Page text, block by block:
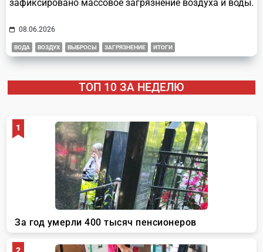
зафиксировано массовое загрязнение воздуха и воды.
08.06.2026
ВОДА ВОЗДУХ ВЫБРОСЫ ЗАГРЯЗНЕНИЕ ИТОГИ
ТОП 10 ЗА НЕДЕЛЮ